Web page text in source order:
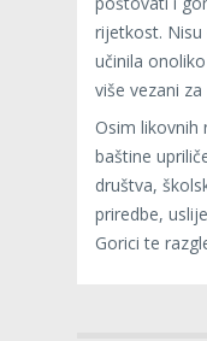
rijetkost. Nisu
učinila
više vezani za
Osim likovnih
baštine
društva,
priredbe,
Gorici te